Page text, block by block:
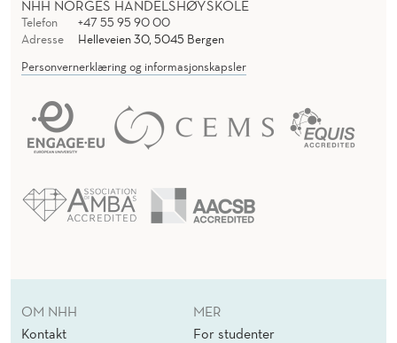
NHH NORGES HANDELSHØYSKOLE
Telefon
+47 55 95 90 00
Adresse
Helleveien 30, 5045 Bergen
Personvernerklæring og informasjonskapsler
OM NHH
Kontakt
MER
For studenter